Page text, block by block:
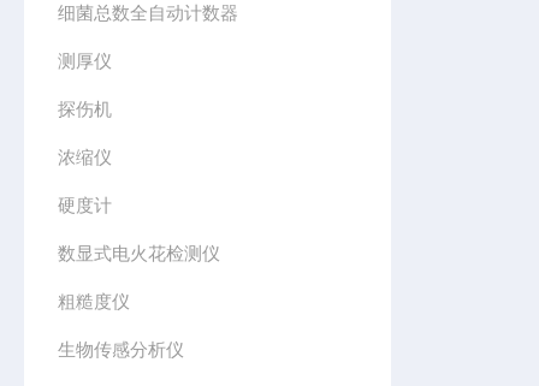
细菌总数全自动计数器
测厚仪
探伤机
浓缩仪
硬度计
数显式电火花检测仪
粗糙度仪
生物传感分析仪